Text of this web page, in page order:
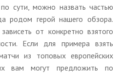
сути, можно назвать частью
родом герой нашего обзора.
от конкретно взятого
Если для примера взять
из топовых европейских
вам могут предложить по